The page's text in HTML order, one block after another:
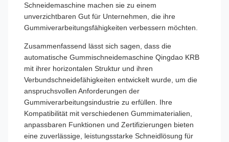
Schneidemaschine machen sie zu einem
unverzichtbaren Gut für Unternehmen, die ihre
Gummiverarbeitungsfähigkeiten verbessern möchten.
Zusammenfassend lässt sich sagen, dass die
automatische Gummischneidemaschine Qingdao KRB
mit ihrer horizontalen Struktur und ihren
Verbundschneidefähigkeiten entwickelt wurde, um die
anspruchsvollen Anforderungen der
Gummiverarbeitungsindustrie zu erfüllen. Ihre
Kompatibilität mit verschiedenen Gummimaterialien,
anpassbaren Funktionen und Zertifizierungen bieten
eine zuverlässige, leistungsstarke Schneidlösung für